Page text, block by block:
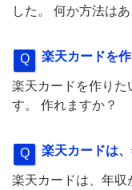
した。 何か方法は
楽天カードを
楽天カードを作りた
す。 作れますか？
楽天カードは
楽天カードは、年収